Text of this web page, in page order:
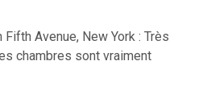
Fifth Avenue, New York : Très
chambres sont vraiment